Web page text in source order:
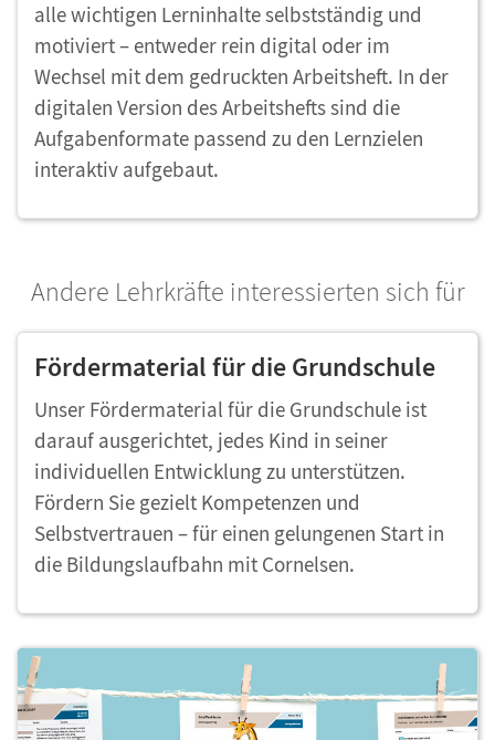
alle wichtigen Lerninhalte selbstständig und
motiviert – entweder rein digital oder im
Wechsel mit dem gedruckten Arbeitsheft. In der
digitalen Version des Arbeitshefts sind die
Aufgabenformate passend zu den Lernzielen
interaktiv aufgebaut.
Andere Lehrkräfte interessierten sich für
Fördermaterial für die Grundschule
Unser Fördermaterial für die Grundschule ist
darauf ausgerichtet, jedes Kind in seiner
individuellen Entwicklung zu unterstützen.
Fördern Sie gezielt Kompetenzen und
Selbstvertrauen – für einen gelungenen Start in
die Bildungslaufbahn mit Cornelsen.